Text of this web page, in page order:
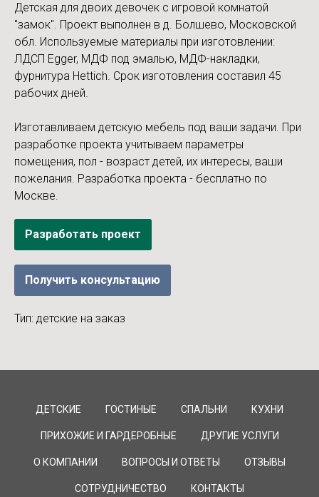
Детская для двоих девочек с игровой комнатой
"замок". Проект выполнен в д. Болшево, Московской
обл. Используемые материалы при изготовлении:
ЛДСП Egger, МДФ под эмалью, МДФ-накладки,
фурнитура Hettich. Срок изготовления составил 45
рабочих дней.
Изготавливаем детскую мебель под ваши задачи. При
разработке проекта учитываем параметры
помещения, пол - возраст детей, их интересы, ваши
пожелания. Разработка проекта - бесплатно по
Москве.
Разработать проект
Получить консультацию
Тип: детские на заказ
ДЕТСКИЕ ГОСТИНЫЕ СПАЛЬНИ КУХНИ
ПРИХОЖИЕ И ГАРДЕРОБНЫЕ ДРУГИЕ УСЛУГИ
О КОМПАНИИ ВОПРОСЫ И ОТВЕТЫ ОТЗЫВЫ
СОТРУДНИЧЕСТВО КОНТАКТЫ